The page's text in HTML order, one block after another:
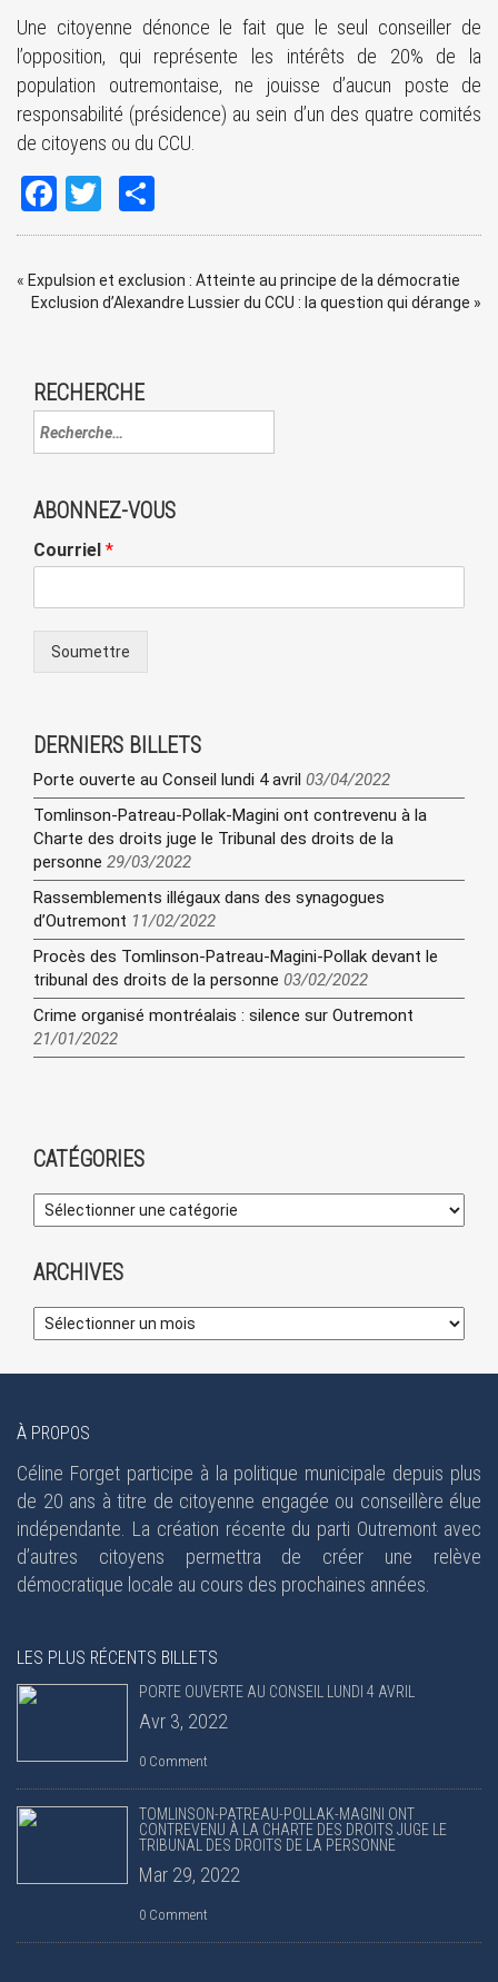
Une citoyenne dénonce le fait que le seul conseiller de
l’opposition, qui représente les intérêts de 20% de la
population outremontaise, ne jouisse d’aucun poste de
responsabilité (présidence) au sein d’un des quatre comités
de citoyens ou du CCU.
FacebookTwitter
« Expulsion et exclusion : Atteinte au principe de la démocratie
Exclusion d’Alexandre Lussier du CCU : la question qui dérange »
RECHERCHE
ABONNEZ-VOUS
Courriel *
Soumettre
DERNIERS BILLETS
Porte ouverte au Conseil lundi 4 avril 03/04/2022
Tomlinson-Patreau-Pollak-Magini ont contrevenu à la
Charte des droits juge le Tribunal des droits de la
personne 29/03/2022
Rassemblements illégaux dans des synagogues
d’Outremont 11/02/2022
Procès des Tomlinson-Patreau-Magini-Pollak devant le
tribunal des droits de la personne 03/02/2022
Crime organisé montréalais : silence sur Outremont
21/01/2022
CATÉGORIES
ARCHIVES
À PROPOS
Céline Forget participe à la politique municipale depuis plus
de 20 ans à titre de citoyenne engagée ou conseillère élue
indépendante. La création récente du parti Outremont avec
d’autres citoyens permettra de créer une relève
démocratique locale au cours des prochaines années.
LES PLUS RÉCENTS BILLETS
PORTE OUVERTE AU CONSEIL LUNDI 4 AVRIL
Avr 3, 2022
0 Comment
TOMLINSON-PATREAU-POLLAK-MAGINI ONT
CONTREVENU À LA CHARTE DES DROITS JUGE LE
TRIBUNAL DES DROITS DE LA PERSONNE
Mar 29, 2022
0 Comment